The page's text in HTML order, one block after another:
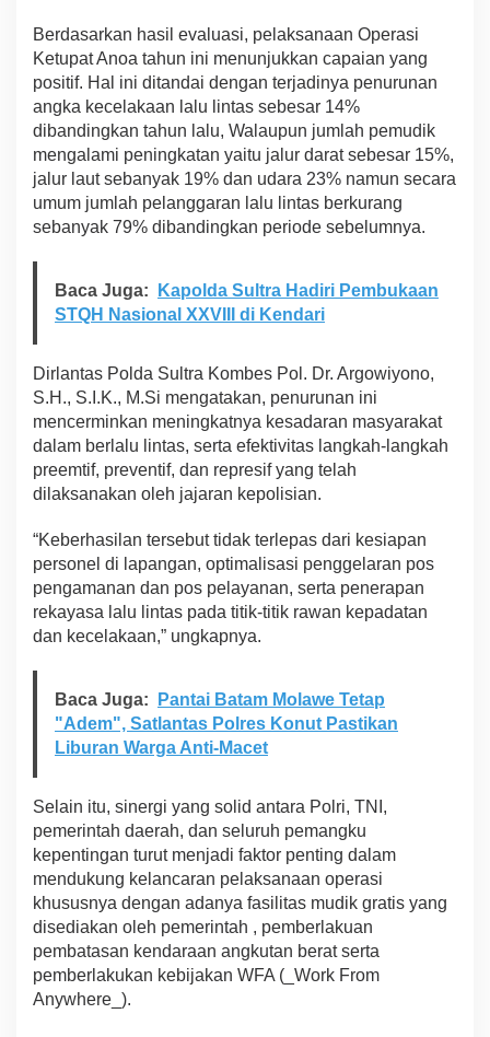
a
a
a
n
L
a
l
u
l
i
a
T
u
n
1
4
%
Berdasarkan hasil evaluasi, pelaksanaan Operasi
Ketupat Anoa tahun ini menunjukkan capaian yang
positif. Hal ini ditandai dengan terjadinya penurunan
angka kecelakaan lalu lintas sebesar 14%
dibandingkan tahun lalu, Walaupun jumlah pemudik
mengalami peningkatan yaitu jalur darat sebesar 15%,
jalur laut sebanyak 19% dan udara 23% namun secara
umum jumlah pelanggaran lalu lintas berkurang
sebanyak 79% dibandingkan periode sebelumnya.
Baca Juga:
Kapolda Sultra Hadiri Pembukaan
STQH Nasional XXVIII di Kendari
Dirlantas Polda Sultra Kombes Pol. Dr. Argowiyono,
S.H., S.I.K., M.Si mengatakan, penurunan ini
mencerminkan meningkatnya kesadaran masyarakat
dalam berlalu lintas, serta efektivitas langkah-langkah
preemtif, preventif, dan represif yang telah
dilaksanakan oleh jajaran kepolisian.
“Keberhasilan tersebut tidak terlepas dari kesiapan
personel di lapangan, optimalisasi penggelaran pos
pengamanan dan pos pelayanan, serta penerapan
rekayasa lalu lintas pada titik-titik rawan kepadatan
dan kecelakaan,” ungkapnya.
Baca Juga:
Pantai Batam Molawe Tetap
"Adem", Satlantas Polres Konut Pastikan
Liburan Warga Anti-Macet
Selain itu, sinergi yang solid antara Polri, TNI,
pemerintah daerah, dan seluruh pemangku
kepentingan turut menjadi faktor penting dalam
mendukung kelancaran pelaksanaan operasi
khususnya dengan adanya fasilitas mudik gratis yang
disediakan oleh pemerintah , pemberlakuan
pembatasan kendaraan angkutan berat serta
pemberlakukan kebijakan WFA (_Work From
Anywhere_).